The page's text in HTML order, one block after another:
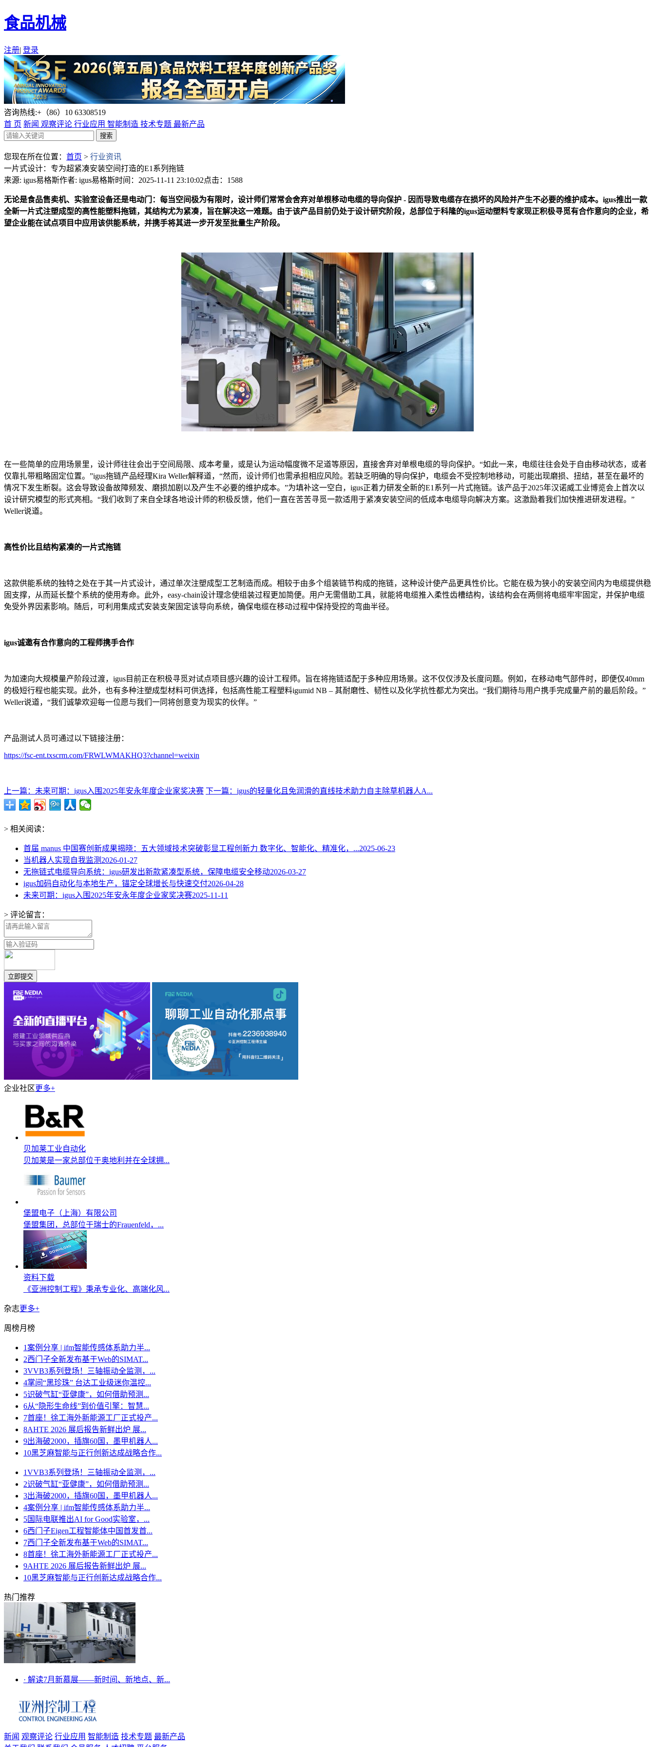
食品机械
注册| 登录
咨询热线:+（86）10 63308519
首 页 新闻 观察评论 行业应用 智能制造 技术专题 最新产品
您现在所在位置： 首页 > 行业资讯
一片式设计：专为超紧凑安装空间打造的E1系列拖链
来源: igus易格斯作者: igus易格斯时间：2025-11-11 23:10:02点击：1588
无论是食品售卖机、实验室设备还是电动门：每当空间极为有限时，设计师们常常会舍弃对单根移动电缆的导向保护 - 因而导致电缆存在损坏的风险并产生不必要的维护成本。igus推出一款
全新一片式注塑成型的高性能塑料拖链，其结构尤为紧凑，旨在解决这一难题。由于该产品目前仍处于设计研究阶段，总部位于科隆的igus运动塑料专家现正积极寻觅有合作意向的企业，希
望企业能在试点项目中应用该供能系统，并携手将其进一步开发至批量生产阶段。
在一些简单的应用场景里，设计师往往会出于空间局限、成本考量，或是认为运动幅度微不足道等原因，直接舍弃对单根电缆的导向保护。“如此一来，电缆往往会处于自由移动状态，或者
仅靠扎带粗略固定位置。”igus拖链产品经理Kira Weller解释道，“然而，设计师们也需承担相应风险。若缺乏明确的导向保护，电缆会不受控制地移动，可能出现磨损、扭结，甚至在最坏的
情况下发生断裂。这会导致设备故障频发、磨损加剧以及产生不必要的维护成本。”为填补这一空白，igus正着力研发全新的E1系列一片式拖链。该产品于2025年汉诺威工业博览会上首次以
设计研究模型的形式亮相。“我们收到了来自全球各地设计师的积极反馈，他们一直在苦苦寻觅一款适用于紧凑安装空间的低成本电缆导向解决方案。这激励着我们加快推进研发进程。”
Weller说道。
高性价比且结构紧凑的一片式拖链
这款供能系统的独特之处在于其一片式设计，通过单次注塑成型工艺制造而成。相较于由多个组装链节构成的拖链，这种设计使产品更具性价比。它能在极为狭小的安装空间内为电缆提供稳
固支撑，从而延长整个系统的使用寿命。此外，easy-chain设计理念使组装过程更加简便。用户无需借助工具，就能将电缆推入柔性齿槽结构，该结构会在两侧将电缆牢牢固定，并保护电缆
免受外界因素影响。随后，可利用集成式安装支架固定该导向系统，确保电缆在移动过程中保持受控的弯曲半径。
igus诚邀有合作意向的工程师携手合作
为加速向大规模量产阶段过渡，igus目前正在积极寻觅对试点项目感兴趣的设计工程师。旨在将拖链适配于多种应用场景。这不仅仅涉及长度问题。例如，在移动电气部件时，即便仅40mm
的极短行程也能实现。此外，也有多种注塑成型材料可供选择，包括高性能工程塑料igumid NB – 其耐磨性、韧性以及化学抗性都尤为突出。“我们期待与用户携手完成量产前的最后阶段。”
Weller说道，“我们诚挚欢迎每一位愿与我们一同将创意变为现实的伙伴。”
产品测试人员可通过以下链接注册：
https://fsc-ent.txscrm.com/FRWLWMAKHQ3?channel=weixin
上一篇：未来可期：igus入围2025年安永年度企业家奖决赛 下一篇：igus的轻量化且免润滑的直线技术助力自主除草机器人A...
> 相关阅读：
首届 manus 中国赛创新成果揭晓：五大领域技术突破彰显工程创新力 数字化、智能化、精准化，...2025-06-23
当机器人实现自我监测 2026-01-27
无拖链式电缆导向系统：igus研发出新款紧凑型系统，保障电缆安全移动2026-03-27
igus加码自动化与本地生产，锚定全球增长与快速交付2026-04-28
未来可期：igus入围2025年安永年度企业家奖决赛2025-11-11
> 评论留言：
企业社区更多+
贝加莱工业自动化
贝加莱是一家总部位于奥地利并在全球拥...
堡盟电子（上海）有限公司
堡盟集团，总部位于瑞士的Frauenfeld，...
资料下载
《亚洲控制工程》秉承专业化、高端化风...
杂志更多+
周榜月榜
1案例分享 | ifm智能传感体系助力半...
2西门子全新发布基于Web的SIMAT...
3VVB3系列登场！三轴振动全监测，...
4掌间“黑珍珠” 台达工业级迷你温控...
5识破气缸“亚健康”，如何借助预测...
6从“隐形生命线”到价值引擎：智慧...
7首座！徐工海外新能源工厂正式投产...
8AHTE 2026 展后报告新鲜出炉 展...
9出海破2000，插旗60国，墨甲机器人...
10黑芝麻智能与正行创新达成战略合作...
1VVB3系列登场！三轴振动全监测，...
2识破气缸“亚健康”，如何借助预测...
3出海破2000，插旗60国，墨甲机器人...
4案例分享 | ifm智能传感体系助力半...
5国际电联推出AI for Good实验室，...
6西门子Eigen工程智能体中国首发首...
7西门子全新发布基于Web的SIMAT...
8首座！徐工海外新能源工厂正式投产...
9AHTE 2026 展后报告新鲜出炉 展...
10黑芝麻智能与正行创新达成战略合作...
热门推荐
· 解读7月新慕展——新时间、新地点、新...
新闻 观察评论 行业应用 智能制造 技术专题 最新产品